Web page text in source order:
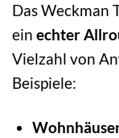
Das Weckman
ein echter
Vielzahl von
Beispiele: